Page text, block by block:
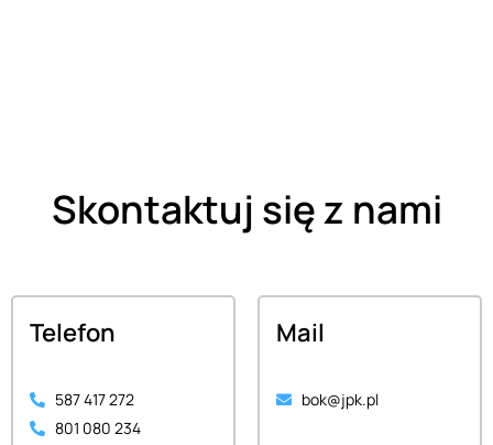
Skontaktuj się z nami
Telefon
587 417 272
801 080 234
Mail
bok@jpk.pl